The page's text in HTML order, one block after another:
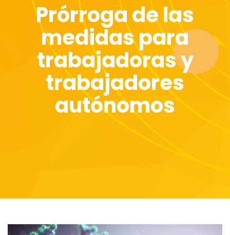
Prórroga de las
medidas para
trabajadoras y
trabajadores
autónomos